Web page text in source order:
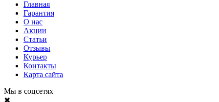
Главная
Гарантия
О нас
Акции
Статьи
Отзывы
Курьер
Контакты
Карта сайта
Мы в соцсетях
✖